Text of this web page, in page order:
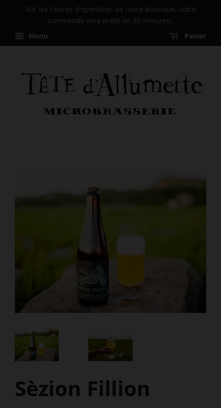
Sur les heures d'opération de notre boutique, votre
commande sera prête en 30 minutes!.
Menu
Panier
Sèzion Fillion